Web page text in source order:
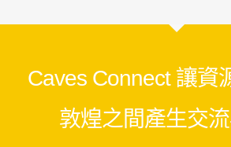
Link
Caves Connect 讓資
敦煌之間產生交